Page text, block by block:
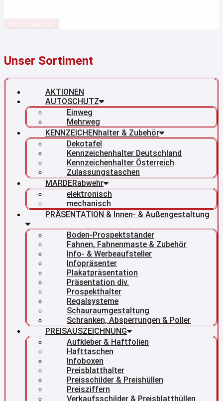
Unser Sortiment
AKTIONEN
AUTOSCHUTZ
Einweg
Mehrweg
KENNZEICHENhalter & Zubehör
Dekotafel
Kennzeichenhalter Deutschland
Kennzeichenhalter Österreich
Zulassungstaschen
MARDERabwehr
elektronisch
mechanisch
PRÄSENTATION & Innen- & Außengestaltung
Boden-Prospektständer
Fahnen, Fahnenmaste & Zubehör
Info- & Werbeaufsteller
Infopräsenter
Plakatpräsentation
Präsentation div.
Prospekthalter
Regalsysteme
Schauraumgestaltung
Schranken, Absperrungen & Poller
PREISAUSZEICHNUNG
Aufkleber & Haftfolien
Hafttaschen
Infoboxen
Preisblatthalter
Preisschilder & Preishüllen
Preisziffern
Verkaufsschilder & Preisblatthüllen